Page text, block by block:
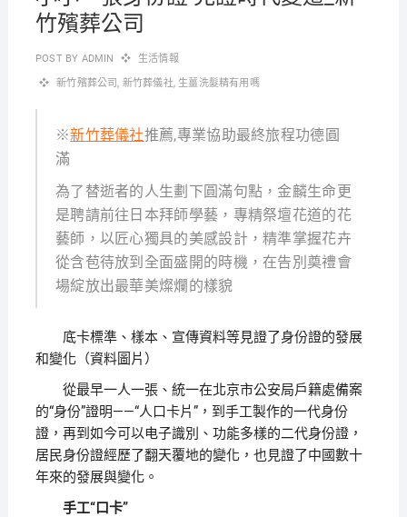
竹殯葬公司
POST BY ADMIN 生活情報
新竹殯葬公司 新竹葬儀社, 生薑洗髮精有用嗎
※新竹葬儀社推薦,專業協助最終旅程功德圓
滿
為了替逝者的人生劃下圓滿句點，金麟生命更
是聘請前往日本拜師學藝，專精祭壇花道的花
藝師，以匠心獨具的美感設計，精準掌握花卉
從含苞待放到全面盛開的時機，在告別奠禮會
場綻放出最華美燦爛的樣貌
底卡標準、樣本、宣傳資料等見證了身份證的發展
和變化（資料圖片）
從最早一人一張、統一在北京市公安局戶籍處備案
的“身份”證明——“人口卡片”，到手工製作的一代身份
證，再到如今可以电子識別、功能多樣的二代身份證，
居民身份證經歷了翻天覆地的變化，也見證了中國數十
年來的發展與變化。
手工“口卡”